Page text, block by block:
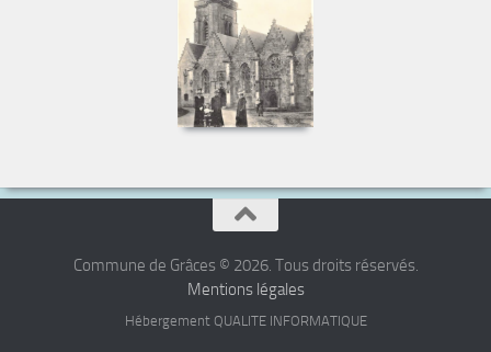
Commune de Grâces © 2026. Tous droits réservés.
Mentions légales
Hébergement QUALITE INFORMATIQUE